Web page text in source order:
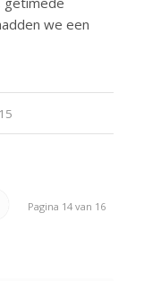
we een
Pagina 14 van 16